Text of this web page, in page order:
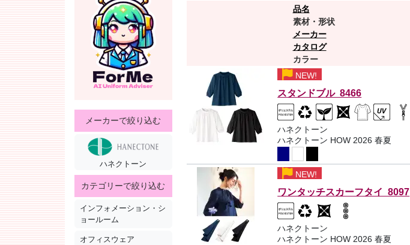
メーカーで絞り込む
ハネクトーン
カテゴリーで絞り込む
インフォメーション・シ
ョールーム
オフィスウェア
品名
素材・形状
メーカー
カタログ
カラー
NEW!
スタンドブル 8466
ハネクトーン
ハネクトーン HOW 2026 春夏
NEW!
ワンタッチスカーフタイ 8097
ハネクトーン
ハネクトーン HOW 2026 春夏